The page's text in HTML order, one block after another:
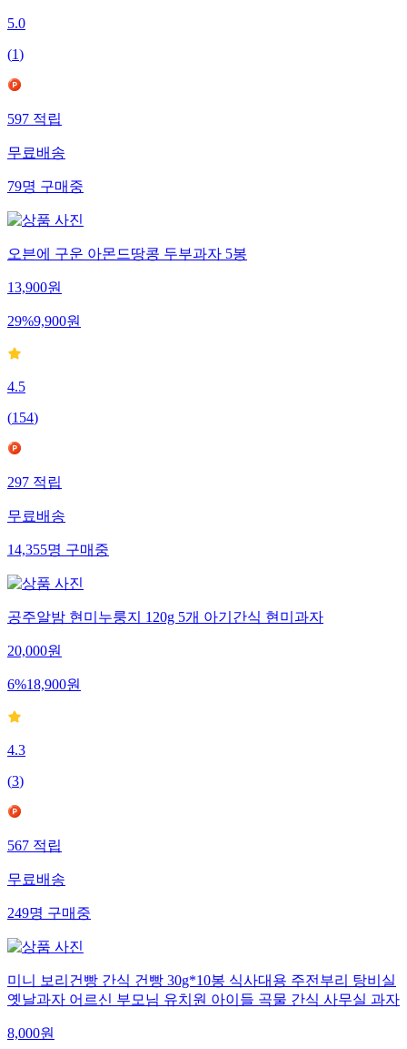
5.0
(1)
597적립
무료배송
79명구매중
오븐에 구운 아몬드땅콩 두부과자 5봉
13,900원
29%9,900원
4.5
(154)
297적립
무료배송
14,355명구매중
공주알밤 현미누룽지 120g 5개 아기간식 현미과자
20,000원
6%18,900원
4.3
(3)
567적립
무료배송
249명구매중
미니 보리건빵 간식 건빵 30g*10봉 식사대용 주전부리 탕비실
옛날과자 어르신 부모님 유치원 아이들 곡물 간식 사무실 과자
8,000원